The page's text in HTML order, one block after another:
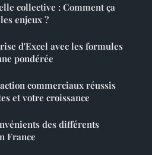
collective : Comment ça
enjeux ?
d'Excel avec les formules
pondérée
commerciaux réussis
et votre croissance
des différents
France